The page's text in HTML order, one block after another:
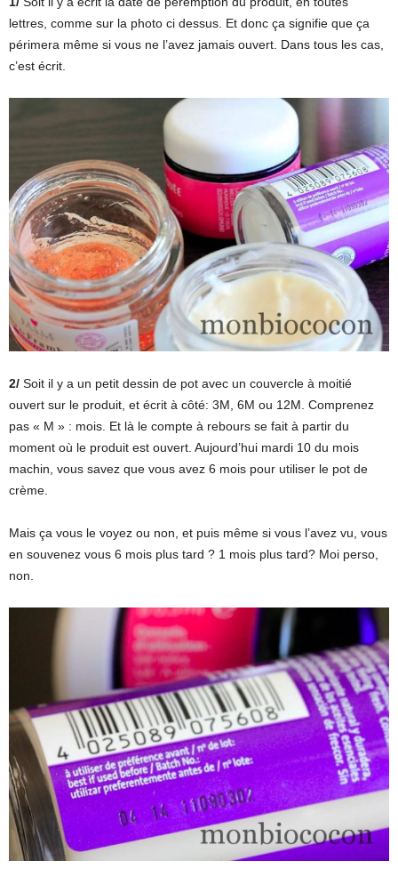
lettres, comme sur la photo ci dessus. Et donc ça signifie que ça
périmera même si vous ne l’avez jamais ouvert. Dans tous les cas,
c’est écrit.
2/ Soit il y a un petit dessin de pot avec un couvercle à moitié
ouvert sur le produit, et écrit à côté: 3M, 6M ou 12M. Comprenez
pas « M » : mois. Et là le compte à rebours se fait à partir du
moment où le produit est ouvert. Aujourd’hui mardi 10 du mois
machin, vous savez que vous avez 6 mois pour utiliser le pot de
crème.
Mais ça vous le voyez ou non, et puis même si vous l’avez vu, vous
en souvenez vous 6 mois plus tard ? 1 mois plus tard? Moi perso,
non.